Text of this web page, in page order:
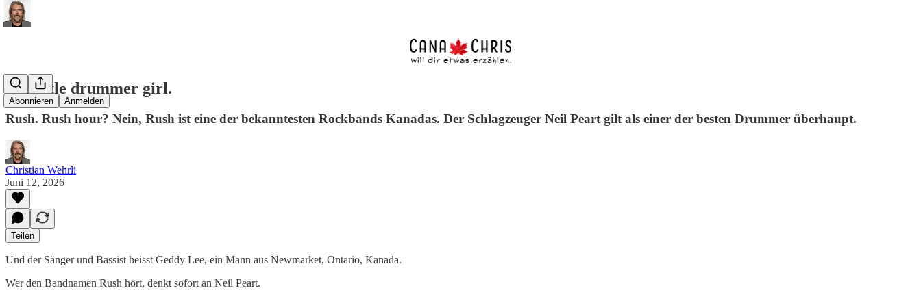
Abonnieren Anmelden
Big little drummer girl.
Rush. Rush hour? Nein, Rush ist eine der bekanntesten Rockbands Kanadas. Der Schlagzeuger Neil Peart gilt als einer der besten Drummer überhaupt.
Christian Wehrli
Juni 12, 2026
Teilen
Und der Sänger und Bassist heisst Geddy Lee, ein Mann aus Newmarket, Ontario, Kanada.
Wer den Bandnamen Rush hört, denkt sofort an Neil Peart.